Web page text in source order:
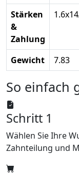
Stärken
&
Zahlung
Gewicht 7.83
So einfach
Schritt 1
Wählen Sie Ihre
Zahnteilung und